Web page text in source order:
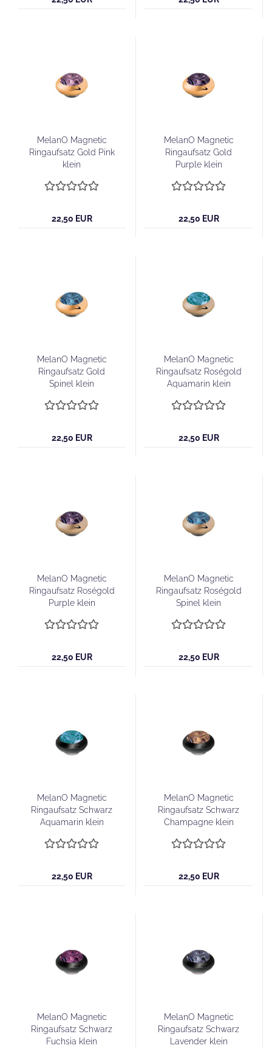
MelanO Magnetic
Ringaufsatz Gold Pink
klein
22,50 EUR
MelanO Magnetic
Ringaufsatz Gold
Purple klein
22,50 EUR
MelanO Magnetic
Ringaufsatz Gold
Spinel klein
22,50 EUR
MelanO Magnetic
Ringaufsatz Roségold
Aquamarin klein
22,50 EUR
MelanO Magnetic
Ringaufsatz Roségold
Purple klein
22,50 EUR
MelanO Magnetic
Ringaufsatz Roségold
Spinel klein
22,50 EUR
MelanO Magnetic
Ringaufsatz Schwarz
Aquamarin klein
22,50 EUR
MelanO Magnetic
Ringaufsatz Schwarz
Champagne klein
22,50 EUR
MelanO Magnetic
Ringaufsatz Schwarz
Fuchsia klein
MelanO Magnetic
Ringaufsatz Schwarz
Lavender klein